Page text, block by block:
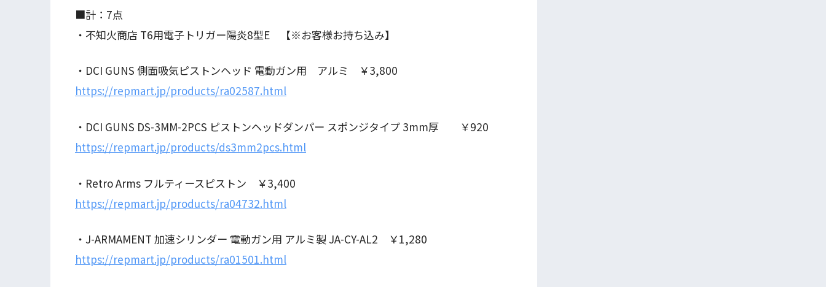
■計：7点
・不知火商店 T6用電子トリガー陽炎8型E 【※お客様お持ち込み】
・DCI GUNS 側面吸気ピストンヘッド 電動ガン用 アルミ ￥3,800
https://repmart.jp/products/ra02587.html
・DCI GUNS DS-3MM-2PCS ピストンヘッドダンパー スポンジタイプ 3mm厚 ￥920
https://repmart.jp/products/ds3mm2pcs.html
・Retro Arms フルティースピストン ￥3,400
https://repmart.jp/products/ra04732.html
・J-ARMAMENT 加速シリンダー 電動ガン用 アルミ製 JA-CY-AL2 ￥1,280
https://repmart.jp/products/ra01501.html